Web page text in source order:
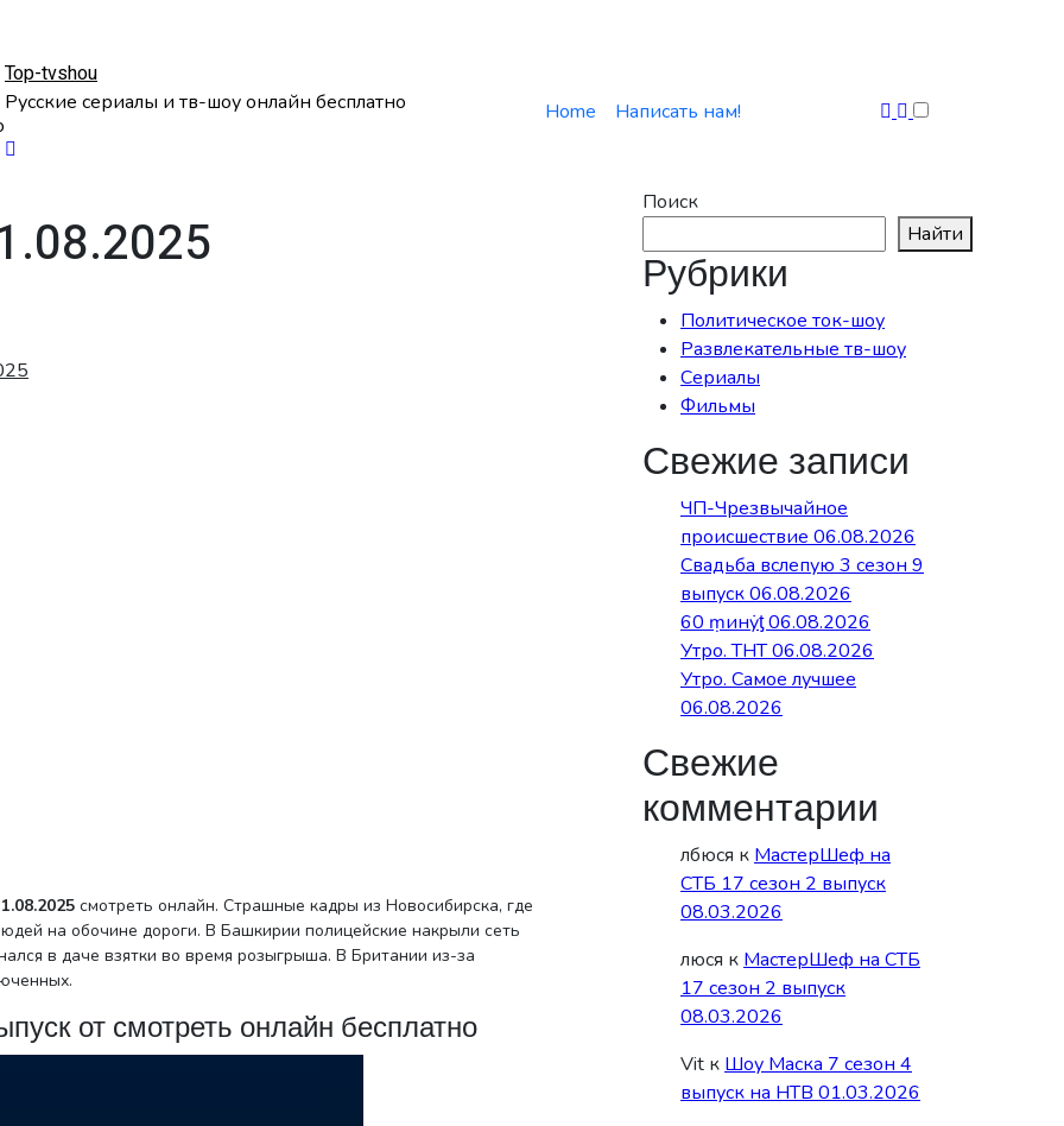
Top-tvshou
Русские сериалы и тв-шоу онлайн бесплатно Home Написать нам!
смотреть онлайн. Страшные кадры из Новосибирска, где
на обочине дороги. В Башкирии полицейские накрыли сеть
в даче взятки во время розыгрыша. В Британии из-за
от смотреть онлайн бесплатно
Поиск
Найти
Рубрики
Политическое ток-шоу
Развлекательные тв-шоу
Сериалы
Фильмы
Свежие записи
ЧП-Чрезвычайное
происшествие 06.08.2026
Свадьба вслепую 3 сезон 9
выпуск 06.08.2026
60 ṃинẏƫ 06.08.2026
Утро. ТНТ 06.08.2026
Утро. Самое лучшее
06.08.2026
Свежие
комментарии
лбюся к МастерШеф на
СТБ 17 сезон 2 выпуск
08.03.2026
люся к МастерШеф на СТБ
17 сезон 2 выпуск
08.03.2026
Vit к Шоу Маска 7 сезон 4
выпуск на НТВ 01.03.2026